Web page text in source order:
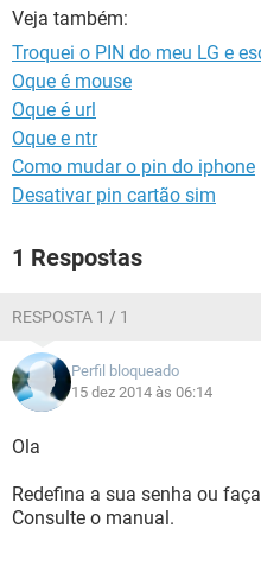
Veja também:
Troquei o PIN do meu LG e
Oque é mouse
Oque é url
Oque e ntr
Como mudar o pin do iphone
Desativar pin cartão sim
1 Respostas
RESPOSTA 1 / 1
Perfil bloqueado
15 dez 2014 às 06:14
Ola
Redefina a sua senha ou
Consulte o manual.